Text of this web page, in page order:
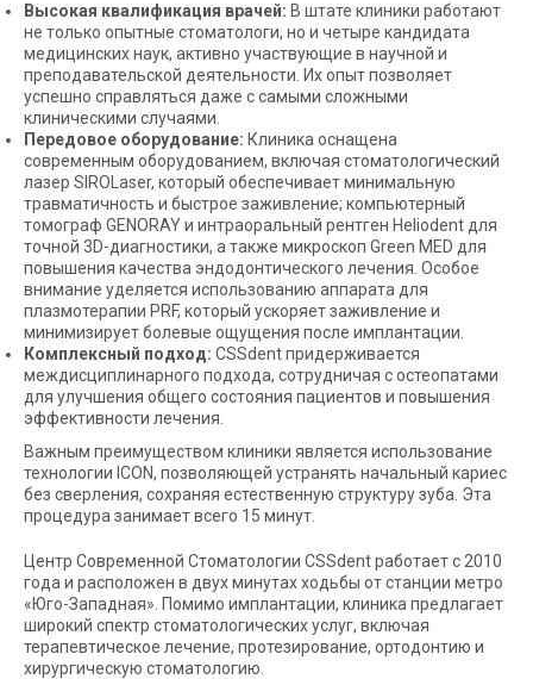
Высокая квалификация врачей: В штате клиники работают
не только опытные стоматологи, но и четыре кандидата
медицинских наук, активно участвующие в научной и
преподавательской деятельности. Их опыт позволяет
успешно справляться даже с самыми сложными
клиническими случаями.
Передовое оборудование: Клиника оснащена
современным оборудованием, включая стоматологический
лазер SIROLaser, который обеспечивает минимальную
травматичность и быстрое заживление; компьютерный
томограф GENORAY и интраоральный рентген Heliodent для
точной 3D-диагностики, а также микроскоп Green MED для
повышения качества эндодонтического лечения. Особое
внимание уделяется использованию аппарата для
плазмотерапии PRF, который ускоряет заживление и
минимизирует болевые ощущения после имплантации.
Комплексный подход: CSSdent придерживается
междисциплинарного подхода, сотрудничая с остеопатами
для улучшения общего состояния пациентов и повышения
эффективности лечения.
Важным преимуществом клиники является использование
технологии ICON, позволяющей устранять начальный кариес
без сверления, сохраняя естественную структуру зуба. Эта
процедура занимает всего 15 минут.
Центр Современной Стоматологии CSSdent работает с 2010
года и расположен в двух минутах ходьбы от станции метро
«Юго-Западная». Помимо имплантации, клиника предлагает
широкий спектр стоматологических услуг, включая
терапевтическое лечение, протезирование, ортодонтию и
хирургическую стоматологию.